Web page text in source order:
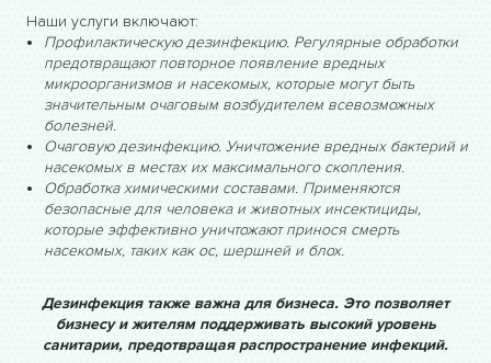
Наши услуги включают:
Профилактическую дезинфекцию. Регулярные обработки
предотвращают повторное появление вредных
микроорганизмов и насекомых, которые могут быть
значительным очаговым возбудителем всевозможных
болезней.
Очаговую дезинфекцию. Уничтожение вредных бактерий и
насекомых в местах их максимального скопления.
Обработка химическими составами. Применяются
безопасные для человека и животных инсектициды,
которые эффективно уничтожают принося смерть
насекомых, таких как ос, шершней и блох.
Дезинфекция также важна для бизнеса. Это позволяет
бизнесу и жителям поддерживать высокий уровень
санитарии, предотвращая распространение инфекций.